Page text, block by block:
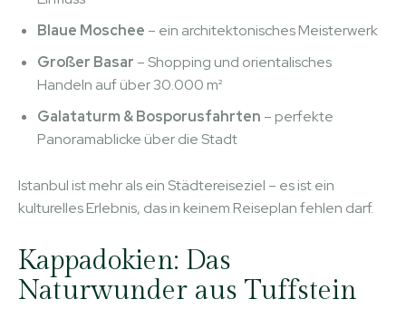
Blaue Moschee – ein architektonisches Meisterwerk
Großer Basar – Shopping und orientalisches
Handeln auf über 30.000 m²
Galataturm & Bosporusfahrten – perfekte
Panoramablicke über die Stadt
Istanbul ist mehr als ein Städtereiseziel – es ist ein
kulturelles Erlebnis, das in keinem Reiseplan fehlen darf.
Kappadokien: Das
Naturwunder aus Tuffstein